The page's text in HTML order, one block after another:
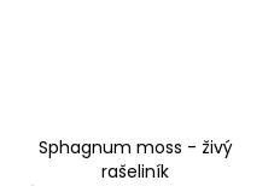
Sphagnum moss - živý
rašeliník